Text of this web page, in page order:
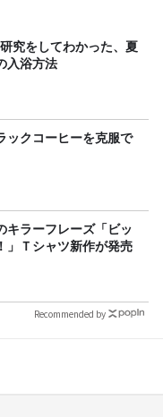
究をしてわかった、夏
入浴方法
ックコーヒーを克服で
キラーフレーズ「ビッ
」Ｔシャツ新作が発売
Recommended by